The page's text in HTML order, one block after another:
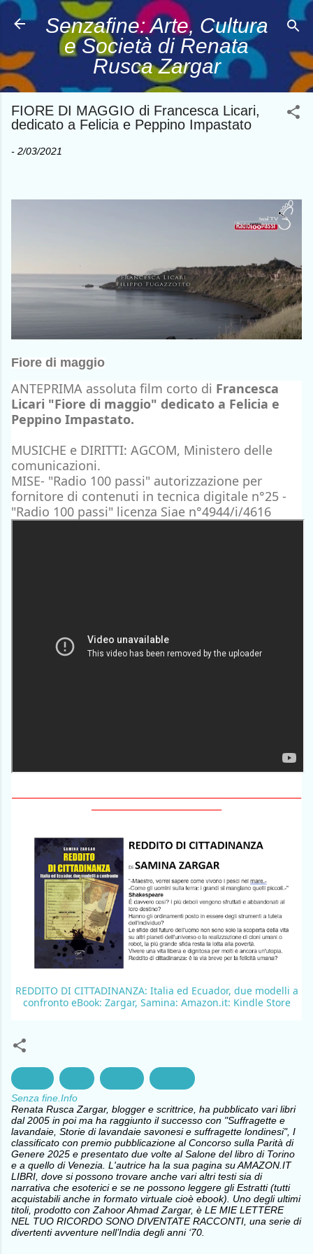
Passa ai contenuti principali
Senzafine: Arte, Cultura
e Società di Renata
Rusca Zargar
FIORE DI MAGGIO di Francesca Licari,
dedicato a Felicia e Peppino Impastato
- 2/03/2021
Fiore di maggio
ANTEPRIMA assoluta film corto di Francesca
Licari "Fiore di maggio" dedicato a Felicia e
Peppino Impastato.
MUSICHE e DIRITTI: AGCOM, Ministero delle
comunicazioni.
MISE- "Radio 100 passi" autorizzazione per
fornitore di contenuti in tecnica digitale n°25 -
"Radio 100 passi" licenza Siae n°4944/i/4616
REDDITO DI CITTADINANZA: Italia ed Ecuador, due modelli a
confronto eBook: Zargar, Samina: Amazon.it: Kindle Store
Senza fine.Info
Renata Rusca Zargar, blogger e scrittrice, ha pubblicato vari libri
dal 2005 in poi ma ha raggiunto il successo con "Suffragette e
lavandaie, Storie di lavandaie savonesi e suffragette londinesi", I
classificato con premio pubblicazione al Concorso sulla Parità di
Genere 2025 e presentato due volte al Salone del libro di Torino
e a quello di Venezia. L'autrice ha la sua pagina su AMAZON.IT
LIBRI, dove si possono trovare anche vari altri testi sia di
narrativa che esoterici e se ne possono leggere gli Estratti (tutti
acquistabili anche in formato virtuale cioè ebook). Uno degli ultimi
titoli, prodotto con Zahoor Ahmad Zargar, è LE MIE LETTERE
NEL TUO RICORDO SONO DIVENTATE RACCONTI, una serie di
divertenti avventure nell’India degli anni ‘70.